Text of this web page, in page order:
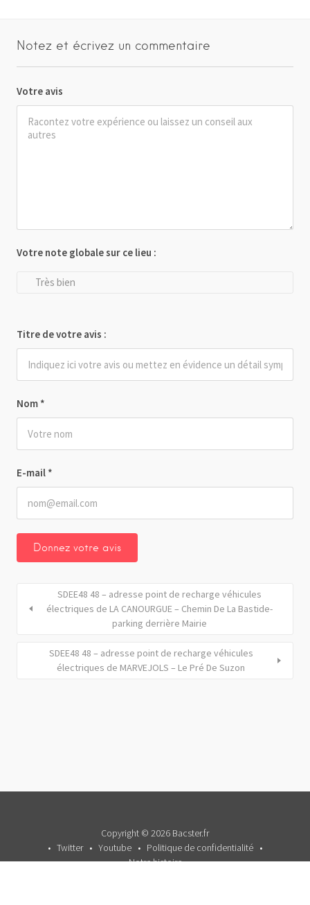
Notez et écrivez un commentaire
Votre avis
Nom *
E-mail *
Votre note globale sur ce lieu :
Très bien
Titre de votre avis :
SDEE48 48 – adresse point de recharge véhicules
électriques de LA CANOURGUE – Chemin De La Bastide-
parking derrière Mairie
SDEE48 48 – adresse point de recharge véhicules
électriques de MARVEJOLS – Le Pré De Suzon
Copyright © 2026 Bacster.fr
Twitter
Youtube
Politique de confidentialité
Notre histoire